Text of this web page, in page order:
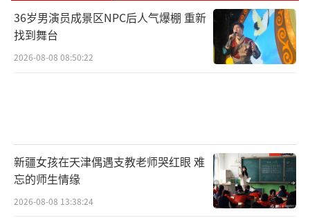
36岁男演员成景区NPC后人气爆棚 重新
找到舞台
2026-08-08 08:50:22
新疆女孩在天津偶遇支教老师哭红眼 难
忘的师生情缘
2026-08-08 13:38:24